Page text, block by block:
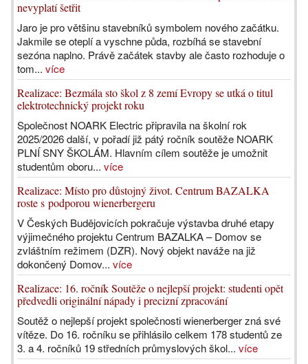
nevyplatí šetřit
Jaro je pro většinu stavebníků symbolem nového začátku.
Jakmile se oteplí a vyschne půda, rozbíhá se stavební
sezóna naplno. Právě začátek stavby ale často rozhoduje o
tom... více
Realizace: Bezmála sto škol z 8 zemí Evropy se utká o titul
elektrotechnický projekt roku
Společnost NOARK Electric připravila na školní rok
2025/2026 další, v pořadí již pátý ročník soutěže NOARK
PLNÍ SNY ŠKOLÁM. Hlavním cílem soutěže je umožnit
studentům oboru... více
Realizace: Místo pro důstojný život. Centrum BAZALKA
roste s podporou wienerbergeru
V Českých Budějovicích pokračuje výstavba druhé etapy
výjimečného projektu Centrum BAZALKA – Domov se
zvláštním režimem (DZR). Nový objekt naváže na již
dokončený Domov... více
Realizace: 16. ročník Soutěže o nejlepší projekt: studenti opět
předvedli originální nápady i precizní zpracování
Soutěž o nejlepší projekt společnosti wienerberger zná své
vítěze. Do 16. ročníku se přihlásilo celkem 178 studentů ze
3. a 4. ročníků 19 středních průmyslových škol... více